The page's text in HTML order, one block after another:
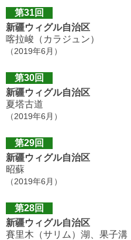
第31回
新疆ウィグル自治区
喀拉峻（カラジュン）
（2019年6月）
第30回
新疆ウィグル自治区
夏塔古道
（2019年6月）
第29回
新疆ウィグル自治区
昭蘇
（2019年6月）
第28回
新疆ウィグル自治区
賽里木（サリム）湖、果子溝